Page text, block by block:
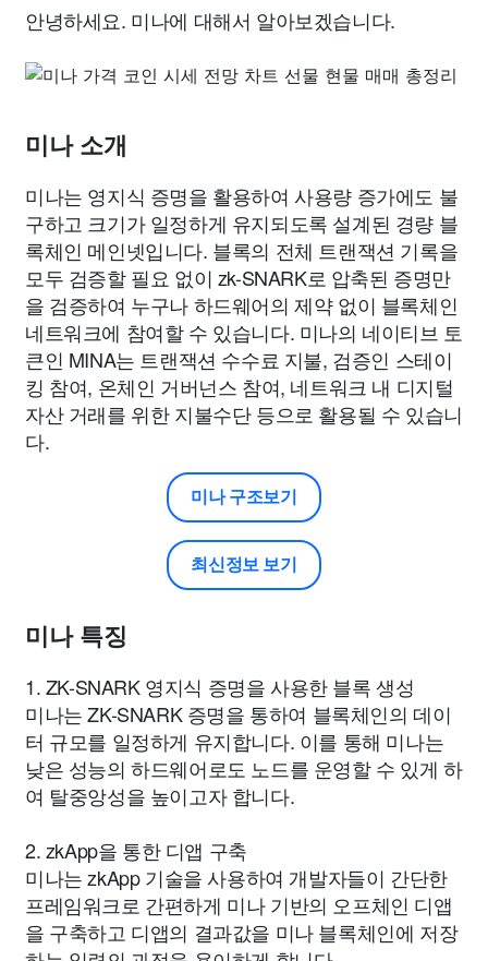
안녕하세요. 미나에 대해서 알아보겠습니다.
미나 소개
미나는 영지식 증명을 활용하여 사용량 증가에도 불
구하고 크기가 일정하게 유지되도록 설계된 경량 블
록체인 메인넷입니다. 블록의 전체 트랜잭션 기록을
모두 검증할 필요 없이 zk-SNARK로 압축된 증명만
을 검증하여 누구나 하드웨어의 제약 없이 블록체인
네트워크에 참여할 수 있습니다. 미나의 네이티브 토
큰인 MINA는 트랜잭션 수수료 지불, 검증인 스테이
킹 참여, 온체인 거버넌스 참여, 네트워크 내 디지털
자산 거래를 위한 지불수단 등으로 활용될 수 있습니
다.
미나 구조보기
최신정보 보기
미나 특징
1. ZK-SNARK 영지식 증명을 사용한 블록 생성
미나는 ZK-SNARK 증명을 통하여 블록체인의 데이
터 규모를 일정하게 유지합니다. 이를 통해 미나는
낮은 성능의 하드웨어로도 노드를 운영할 수 있게 하
여 탈중앙성을 높이고자 합니다.
2. zkApp을 통한 디앱 구축
미나는 zkApp 기술을 사용하여 개발자들이 간단한
프레임워크로 간편하게 미나 기반의 오프체인 디앱
을 구축하고 디앱의 결과값을 미나 블록체인에 저장